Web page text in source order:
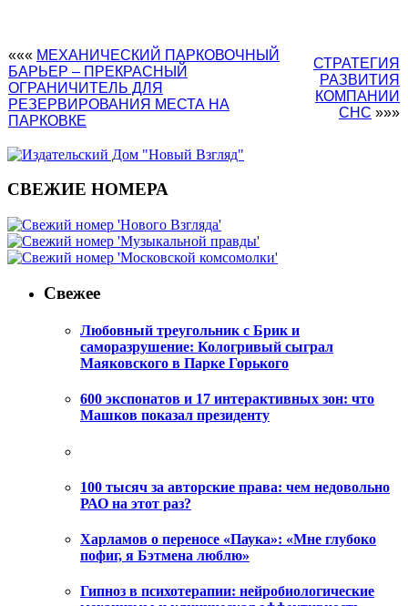
««« МЕХАНИЧЕСКИЙ ПАРКОВОЧНЫЙ
БАРЬЕР – ПРЕКРАСНЫЙ
ОГРАНИЧИТЕЛЬ ДЛЯ
РЕЗЕРВИРОВАНИЯ МЕСТА НА
ПАРКОВКЕ
СТРАТЕГИЯ
РАЗВИТИЯ
КОМПАНИИ
СНС »»»
СВЕЖИЕ НОМЕРА
Свежее
Любовный треугольник с Брик и
саморазрушение: Кологривый сыграл
Маяковского в Парке Горького
600 экспонатов и 17 интерактивных зон: что
Машков показал президенту
100 тысяч за авторские права: чем недовольно
РАО на этот раз?
Харламов о переносе «Паука»: «Мне глубоко
пофиг, я Бэтмена люблю»
Гипноз в психотерапии: нейробиологические